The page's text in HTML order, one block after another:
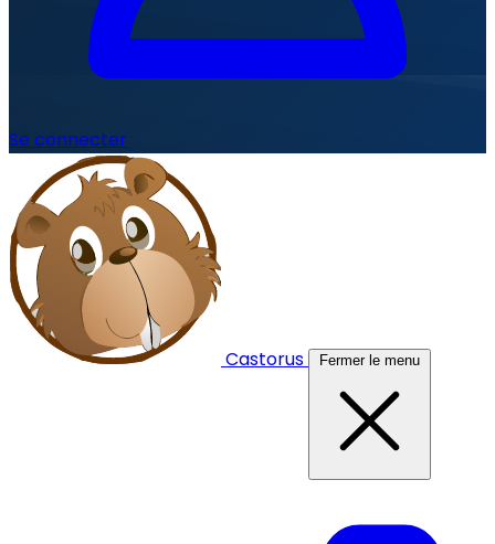
Se connecter
Castorus Fermer le menu